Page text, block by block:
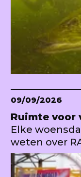
09/09/2026
Ruimte voor
Elke
weten over